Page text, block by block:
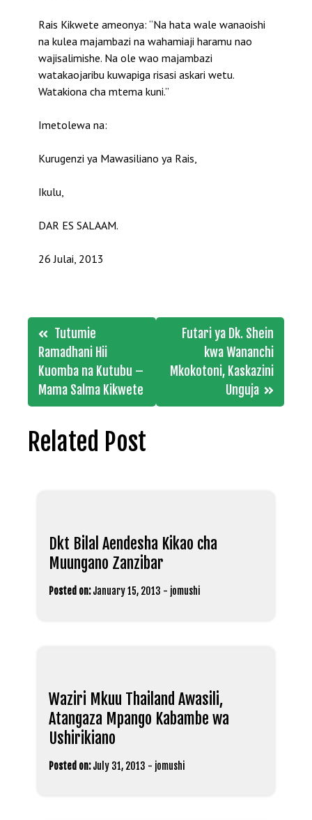
Rais Kikwete ameonya: “Na hata wale wanaoishi
na kulea majambazi na wahamiaji haramu nao
wajisalimishe. Na ole wao majambazi
watakaojaribu kuwapiga risasi askari wetu.
Watakiona cha mtema kuni.”
Imetolewa na:
Kurugenzi ya Mawasiliano ya Rais,
Ikulu,
DAR ES SALAAM.
26 Julai, 2013
Post
navigation
Tutumie
Ramadhani Hii
Kuomba na Kutubu –
Mama Salma Kikwete
Futari ya Dk. Shein
kwa Wananchi
Mkokotoni, Kaskazini
Unguja
Related Post
Dkt Bilal Aendesha Kikao cha
Muungano Zanzibar
Posted on: January 15, 2013 - jomushi
Waziri Mkuu Thailand Awasili,
Atangaza Mpango Kabambe wa
Ushirikiano
Posted on: July 31, 2013 - jomushi